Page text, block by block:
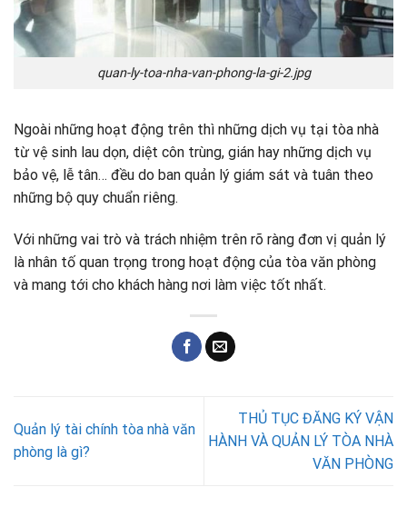
quan-ly-toa-nha-van-phong-la-gi-2.jpg
Ngoài những hoạt động trên thì những dịch vụ tại tòa nhà
từ vệ sinh lau dọn, diệt côn trùng, gián hay những dịch vụ
bảo vệ, lễ tân… đều do ban quản lý giám sát và tuân theo
những bộ quy chuẩn riêng.
Với những vai trò và trách nhiệm trên rõ ràng đơn vị quản lý
là nhân tố quan trọng trong hoạt động của tòa văn phòng
và mang tới cho khách hàng nơi làm việc tốt nhất.
Quản lý tài chính tòa nhà văn
phòng là gì?
THỦ TỤC ĐĂNG KÝ VẬN
HÀNH VÀ QUẢN LÝ TÒA NHÀ
VĂN PHÒNG